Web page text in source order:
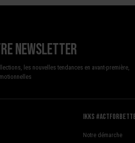
newsletter
les nouvelles tendances en avant-première,
Ikks
Notre démarche